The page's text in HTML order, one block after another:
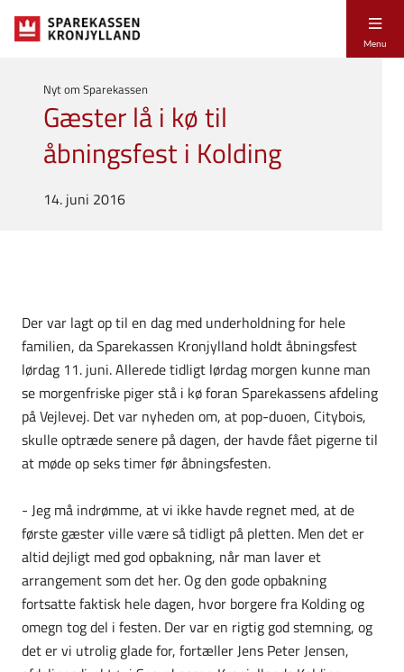
Menu
Nyt om Sparekassen
Gæster lå i kø til
åbningsfest i Kolding
14. juni 2016
Der var lagt op til en dag med underholdning for hele
familien, da Sparekassen Kronjylland holdt åbningsfest
lørdag 11. juni. Allerede tidligt lørdag morgen kunne man
se morgenfriske piger stå i kø foran Sparekassens afdeling
på Vejlevej. Det var nyheden om, at pop-duoen, Citybois,
skulle optræde senere på dagen, der havde fået pigerne til
at møde op seks timer før åbningsfesten.
- Jeg må indrømme, at vi ikke havde regnet med, at de
første gæster ville være så tidligt på pletten. Men det er
altid dejligt med god opbakning, når man laver et
arrangement som det her. Og den gode opbakning
fortsatte faktisk hele dagen, hvor borgere fra Kolding og
omegn tog del i festen. Der var en rigtig god stemning, og
det er vi utrolig glade for, fortæller Jens Peter Jensen,